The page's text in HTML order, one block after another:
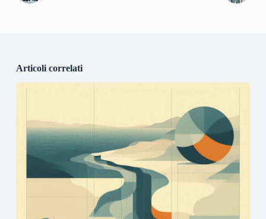
Articoli correlati